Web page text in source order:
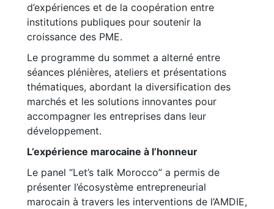
d’expériences et de la coopération entre
institutions publiques pour soutenir la
croissance des PME.
Le programme du sommet a alterné entre
séances plénières, ateliers et présentations
thématiques, abordant la diversification des
marchés et les solutions innovantes pour
accompagner les entreprises dans leur
développement.
L’expérience marocaine à l’honneur
Le panel “Let’s talk Morocco” a permis de
présenter l’écosystème entrepreneurial
marocain à travers les interventions de l’AMDIE,